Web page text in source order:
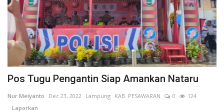
Pos Tugu Pengantin Siap Amankan Nataru
Nur Meiyanto Dec 23, 2022 Lampung KAB. PESAWARAN 0
124
Laporkan